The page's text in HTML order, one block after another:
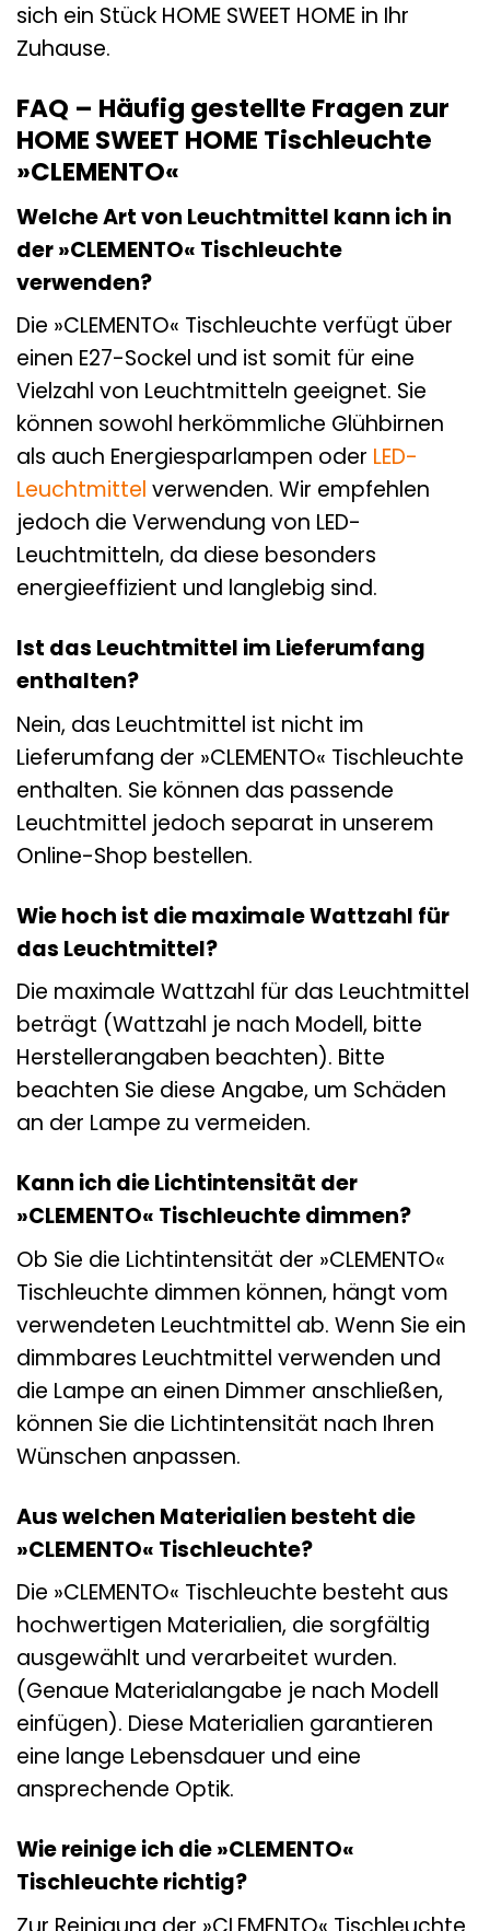
sich ein Stück HOME SWEET HOME in Ihr
Zuhause.
FAQ – Häufig gestellte Fragen zur
HOME SWEET HOME Tischleuchte
»CLEMENTO«
Welche Art von Leuchtmittel kann ich in
der »CLEMENTO« Tischleuchte
verwenden?
Die »CLEMENTO« Tischleuchte verfügt über
einen E27-Sockel und ist somit für eine
Vielzahl von Leuchtmitteln geeignet. Sie
können sowohl herkömmliche Glühbirnen
als auch Energiesparlampen oder LED-
Leuchtmittel verwenden. Wir empfehlen
jedoch die Verwendung von LED-
Leuchtmitteln, da diese besonders
energieeffizient und langlebig sind.
Ist das Leuchtmittel im Lieferumfang
enthalten?
Nein, das Leuchtmittel ist nicht im
Lieferumfang der »CLEMENTO« Tischleuchte
enthalten. Sie können das passende
Leuchtmittel jedoch separat in unserem
Online-Shop bestellen.
Wie hoch ist die maximale Wattzahl für
das Leuchtmittel?
Die maximale Wattzahl für das Leuchtmittel
beträgt (Wattzahl je nach Modell, bitte
Herstellerangaben beachten). Bitte
beachten Sie diese Angabe, um Schäden
an der Lampe zu vermeiden.
Kann ich die Lichtintensität der
»CLEMENTO« Tischleuchte dimmen?
Ob Sie die Lichtintensität der »CLEMENTO«
Tischleuchte dimmen können, hängt vom
verwendeten Leuchtmittel ab. Wenn Sie ein
dimmbares Leuchtmittel verwenden und
die Lampe an einen Dimmer anschließen,
können Sie die Lichtintensität nach Ihren
Wünschen anpassen.
Aus welchen Materialien besteht die
»CLEMENTO« Tischleuchte?
Die »CLEMENTO« Tischleuchte besteht aus
hochwertigen Materialien, die sorgfältig
ausgewählt und verarbeitet wurden.
(Genaue Materialangabe je nach Modell
einfügen). Diese Materialien garantieren
eine lange Lebensdauer und eine
ansprechende Optik.
Wie reinige ich die »CLEMENTO«
Tischleuchte richtig?